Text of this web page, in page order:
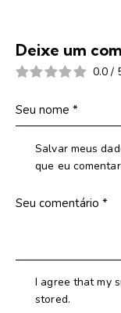
Deixe um
0.0 /
Salvar meus
que eu
I agree that my
stored.